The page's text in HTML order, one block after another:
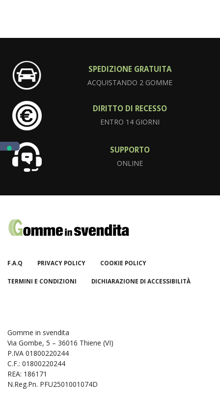
SPEDIZIONE GRATUITA
ACQUISTANDO 2 GOMME
DIRITTO DI RECESSO
ENTRO 14 GIORNI
SUPPORTO
ONLINE
F.A.Q PRIVACY POLICY COOKIE POLICY
TERMINI E CONDIZIONI DICHIARAZIONE DI ACCESSIBILITÀ
Gomme in svendita
Via Gombe, 5 – 36016 Thiene (VI)
P.IVA 01800220244
C.F.: 01800220244
REA: 186171
N.Reg.Pn. PFU2501001074D